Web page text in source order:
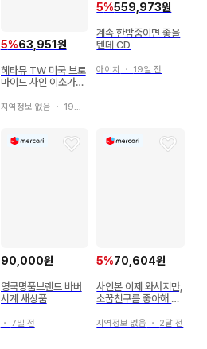
5%63,951원
헤타뮤 TW 미국 브로
마이드 사인 이소가이
지역정보 없음 ・ 19일 전
5%559,973원
계속 한밤중이면 좋을
텐데 CD
아이치 ・ 19일 전
90,000원
영국명품브랜드 바버
시계 새상품
・ 7일 전
5%70,604원
사인본 이제 와서지만,
소꿉친구를 좋아해 버
아키 요무
지역정보 없음 ・ 2달 전